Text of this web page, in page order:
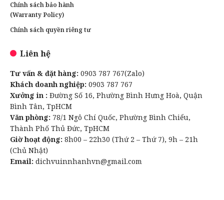
Chính sách bảo hành
(Warranty Policy)
Chính sách quyền riêng tư
Liên hệ
Tư vấn & đặt hàng: 0903 787 767(Zalo)
Khách doanh nghiệp: 0903 787 767
Xưởng in : Đường Số 16, Phường Bình Hưng Hoà, Quận
Bình Tân, TpHCM
Văn phòng: 78/1 Ngô Chí Quốc, Phường Bình Chiểu,
Thành Phố Thủ Đức, TpHCM
Giờ hoạt động: 8h00 – 22h30 (Thứ 2 – Thứ 7), 9h – 21h
(Chủ Nhật)
Email: dichvuinnhanhvn@gmail.com